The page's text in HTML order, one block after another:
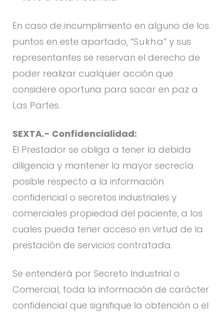
En caso de incumplimiento en alguno de los
puntos en este apartado, “Sukha” y sus
representantes se reservan el derecho de
poder realizar cualquier acción que
considere oportuna para sacar en paz a
Las Partes.
SEXTA.- Confidencialidad:
El Prestador se obliga a tener la debida
diligencia y mantener la mayor secrecía
posible respecto a la información
confidencial o secretos industriales y
comerciales propiedad del paciente, a los
cuales pueda tener acceso en virtud de la
prestación de servicios contratada.
Se entenderá por Secreto Industrial o
Comercial, toda la información de carácter
confidencial que signifique la obtención o el